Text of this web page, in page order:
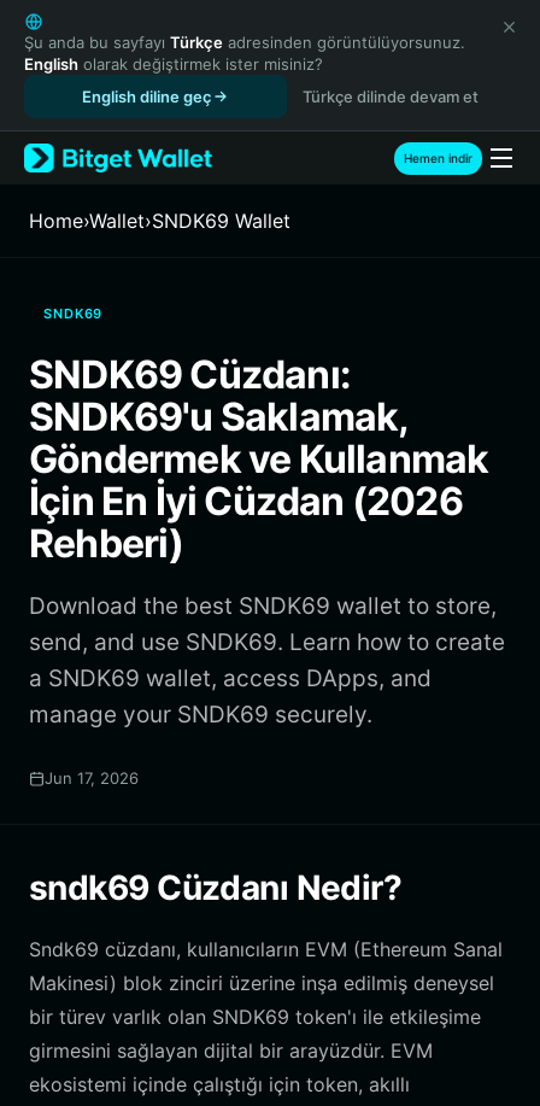
English
日本語
Tiếng Việt
Español (Latinoamérica)
Türkçe
Français
繁體中文
Bahasa Indonesia
ภาษาไทย
हिन्दी
Español
Português (Brasil)
Español (Argentina)
Şu anda bu sayfayı Türkçe adresinden görüntülüyorsunuz.
English olarak değiştirmek ister misiniz?
English diline geç
Türkçe dilinde devam et
Hemen indir
Home›Wallet›SNDK69 Wallet
SNDK69
SNDK69 Cüzdanı:
SNDK69'u Saklamak,
Göndermek ve Kullanmak
İçin En İyi Cüzdan (2026
Rehberi)
Download the best SNDK69 wallet to store,
send, and use SNDK69. Learn how to create
a SNDK69 wallet, access DApps, and
manage your SNDK69 securely.
Jun 17, 2026
sndk69 Cüzdanı Nedir?
Sndk69 cüzdanı, kullanıcıların EVM (Ethereum Sanal
Makinesi) blok zinciri üzerine inşa edilmiş deneysel
bir türev varlık olan SNDK69 token'ı ile etkileşime
girmesini sağlayan dijital bir arayüzdür. EVM
ekosistemi içinde çalıştığı için token, akıllı